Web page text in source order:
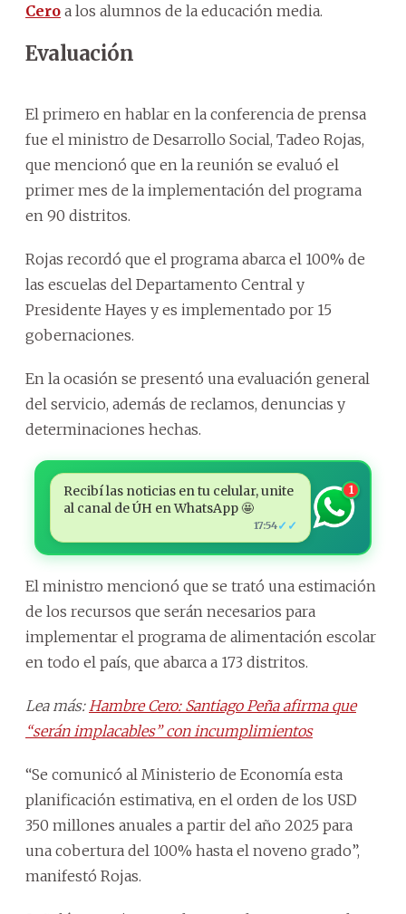
Cero a los alumnos de la educación media.
Evaluación
El primero en hablar en la conferencia de prensa
fue el ministro de Desarrollo Social, Tadeo Rojas,
que mencionó que en la reunión se evaluó el
primer mes de la implementación del programa
en 90 distritos.
Rojas recordó que el programa abarca el 100% de
las escuelas del Departamento Central y
Presidente Hayes y es implementado por 15
gobernaciones.
En la ocasión se presentó una evaluación general
del servicio, además de reclamos, denuncias y
determinaciones hechas.
Recibí las noticias en tu celular, unite
al canal de ÚH en WhatsApp 🤩
17:54✓✓
1
El ministro mencionó que se trató una estimación
de los recursos que serán necesarios para
implementar el programa de alimentación escolar
en todo el país, que abarca a 173 distritos.
Lea más: Hambre Cero: Santiago Peña afirma que
“serán implacables” con incumplimientos
“Se comunicó al Ministerio de Economía esta
planificación estimativa, en el orden de los USD
350 millones anuales a partir del año 2025 para
una cobertura del 100% hasta el noveno grado”,
manifestó Rojas.